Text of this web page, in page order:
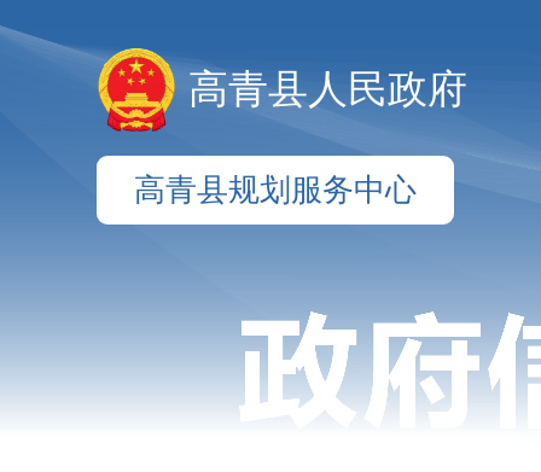
高青县人民政府
高青县规划服务中心